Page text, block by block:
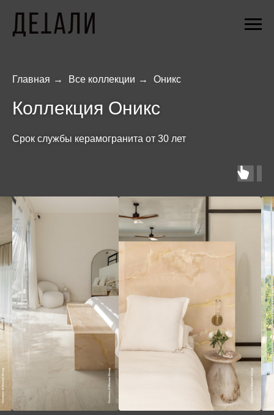
Главная → Все коллекции → Оникс
Коллекция Оникс
Cрок службы керамогранита от 30 лет